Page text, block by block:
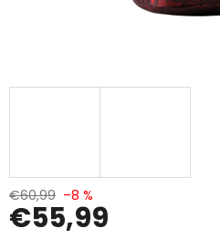
€60,99 –8 %
€55,99